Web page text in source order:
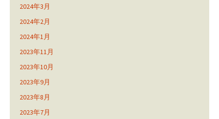
2024年3月
2024年2月
2024年1月
2023年11月
2023年10月
2023年9月
2023年8月
2023年7月